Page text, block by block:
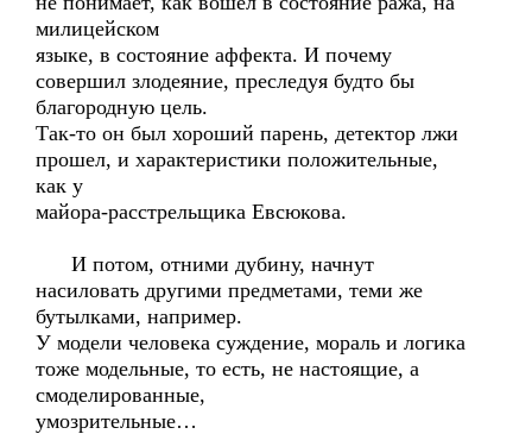
милицейском
языке, в состояние аффекта. И почему
совершил злодеяние, преследуя будто бы
благородную цель.
Так-то он был хороший парень, детектор лжи
прошел, и характеристики положительные,
как у
майора-расстрельщика Евсюкова.
И потом, отними дубину, начнут
насиловать другими предметами, теми же
бутылками, например.
У модели человека суждение, мораль и логика
тоже модельные, то есть, не настоящие, а
смоделированные,
умозрительные…